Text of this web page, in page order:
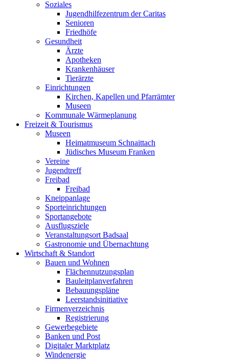
Soziales
Jugendhilfezentrum der Caritas
Senioren
Friedhöfe
Gesundheit
Ärzte
Apotheken
Krankenhäuser
Tierärzte
Einrichtungen
Kirchen, Kapellen und Pfarrämter
Museen
Kommunale Wärmeplanung
Freizeit & Tourismus
Museen
Heimatmuseum Schnaittach
Jüdisches Museum Franken
Vereine
Jugendtreff
Freibad
Freibad
Kneippanlage
Sporteinrichtungen
Sportangebote
Ausflugsziele
Veranstaltungsort Badsaal
Gastronomie und Übernachtung
Wirtschaft & Standort
Bauen und Wohnen
Flächennutzungsplan
Bauleitplanverfahren
Bebauungspläne
Leerstandsinitiative
Firmenverzeichnis
Registrierung
Gewerbegebiete
Banken und Post
Digitaler Marktplatz
Windenergie